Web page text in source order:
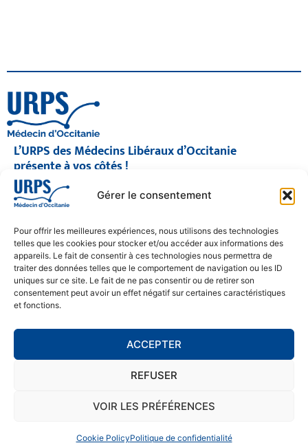
Gérer le consentement
Pour offrir les meilleures expériences, nous utilisons des technologies
telles que les cookies pour stocker et/ou accéder aux informations des
appareils. Le fait de consentir à ces technologies nous permettra de
traiter des données telles que le comportement de navigation ou les ID
uniques sur ce site. Le fait de ne pas consentir ou de retirer son
consentement peut avoir un effet négatif sur certaines caractéristiques
et fonctions.
ACCEPTER
REFUSER
VOIR LES PRÉFÉRENCES
Cookie PolicyPolitique de confidentialité
L’URPS des Médecins Libéraux d’Occitanie
présente à vos côtés !
© 2026 URPS médecin d'Occitanie
Siège social : 1300 Avenue Albert Einstein, 34000 Montpellier
05 61 15 80 90
Accueil : Lundi au Vendredi | 08h30 – 17h30
CONTACT
MENTIONS LÉGALES